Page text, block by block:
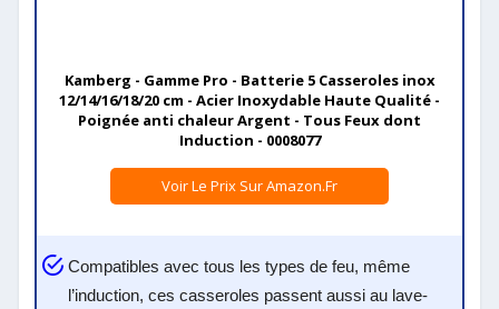
Kamberg - Gamme Pro - Batterie 5 Casseroles inox
12/14/16/18/20 cm - Acier Inoxydable Haute Qualité -
Poignée anti chaleur Argent - Tous Feux dont
Induction - 0008077
Voir Le Prix Sur Amazon.fr
Compatibles avec tous les types de feu, même
l’induction, ces casseroles passent aussi au lave-